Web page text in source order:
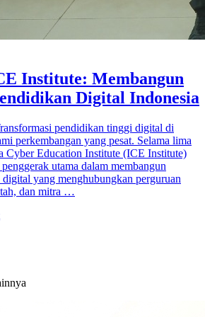
Institute: Membangun
Digital Indonesia
pendidikan tinggi digital di
perkembangan yang pesat. Selama lima
Cyber Education Institute (ICE Institute)
utama dalam membangun
digital yang menghubungkan perguruan
dan mitra …